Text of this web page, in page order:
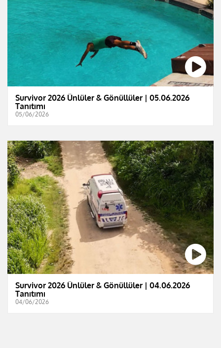
Survivor 2026 Ünlüler & Gönüllüler | 05.06.2026
Tanıtımı
05/06/2026
Survivor 2026 Ünlüler & Gönüllüler | 04.06.2026
Tanıtımı
04/06/2026